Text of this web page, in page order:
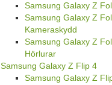
Samsung Galaxy Z
Samsung Galaxy Z
Kameraskydd
Samsung Galaxy Z
Hörlurar
Samsung Galaxy Z Flip 4
Samsung Galaxy Z